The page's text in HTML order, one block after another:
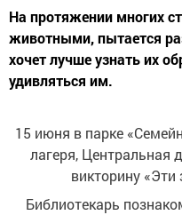
На протяжении многих
животными, пытается
хочет лучше узнать их
удивляться им.
15 июня в парке
лагеря, Центральная
викторину
Библиотекарь